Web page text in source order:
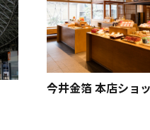
今井金箔 本店ショ